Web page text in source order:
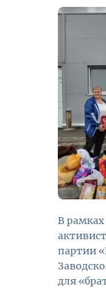
В
партии
для